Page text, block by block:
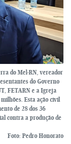
do Mel-RN, vereador
do Governo
FETARN e a Igreja
Esta ação civil
de 28 dos 36
contra a produção de
Foto: Pedro Honorato